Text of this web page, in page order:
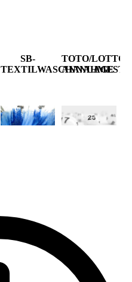
SB-
TEXTILWASCHANLAGE
TOTO/LOTTO